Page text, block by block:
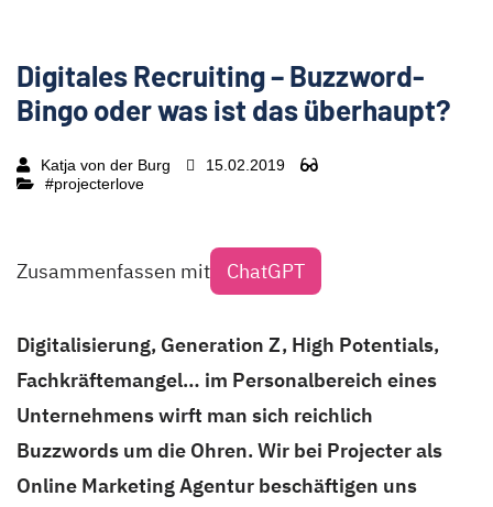
Digitales Recruiting – Buzzword-
Bingo oder was ist das überhaupt?
Katja von der Burg
15.02.2019
#projecterlove
Zusammenfassen mit ChatGPT
Digitalisierung, Generation Z, High Potentials,
Fachkräftemangel… im Personalbereich eines
Unternehmens wirft man sich reichlich
Buzzwords um die Ohren. Wir bei Projecter als
Online Marketing Agentur beschäftigen uns